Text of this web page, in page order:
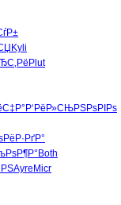
Kyli
Plut
Р‘РёР»СЊРЅРѕРІРѕ
РёР·РґР°
Both
AyreMicr